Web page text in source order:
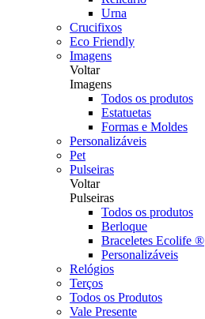
Urna
Crucifixos
Eco Friendly
Imagens
Voltar
Imagens
Todos os produtos
Estatuetas
Formas e Moldes
Personalizáveis
Pet
Pulseiras
Voltar
Pulseiras
Todos os produtos
Berloque
Braceletes Ecolife ®
Personalizáveis
Relógios
Terços
Todos os Produtos
Vale Presente